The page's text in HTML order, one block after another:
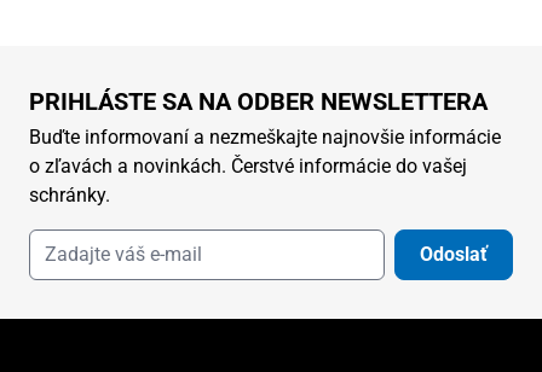
PRIHLÁSTE SA NA ODBER NEWSLETTERA
Buďte informovaní a nezmeškajte najnovšie informácie
o zľavách a novinkách. Čerstvé informácie do vašej
schránky.
Odoslať